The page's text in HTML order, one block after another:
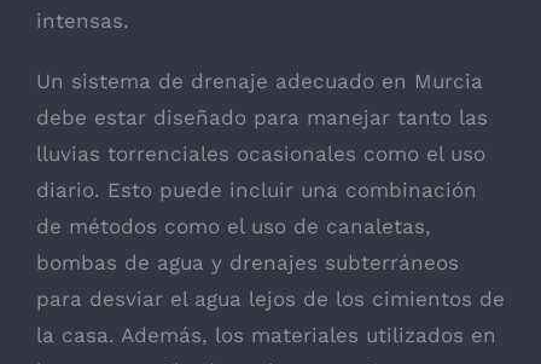
intensas.
Un sistema de drenaje adecuado en Murcia
debe estar diseñado para manejar tanto las
lluvias torrenciales ocasionales como el uso
diario. Esto puede incluir una combinación
de métodos como el uso de canaletas,
bombas de agua y drenajes subterráneos
para desviar el agua lejos de los cimientos de
la casa. Además, los materiales utilizados en